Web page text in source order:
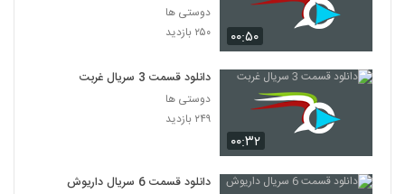
۰۰:۵۰
دوستی ها
۲۵۰ بازدید
۰۰:۳۲
دانلود قسمت 3 سریال غربت
دوستی ها
۲۴۹ بازدید
دانلود قسمت 6 سریال داریوش